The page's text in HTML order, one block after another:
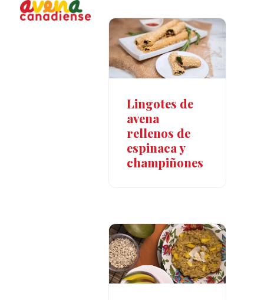
Open
Close
Lingotes de
avena
rellenos de
espinaca y
champiñones